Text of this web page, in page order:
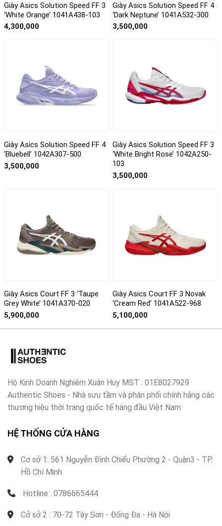
Giày Asics Solution Speed FF 3
‘White Orange’ 1041A438-103
4,300,000
Giày Asics Solution Speed FF 4
‘Dark Neptune’ 1041A532-300
3,500,000
Giày Asics Solution Speed FF 4
‘Bluebell’ 1042A307-500
3,500,000
Giày Asics Solution Speed FF 3
‘White Bright Rose’ 1042A250-
103
3,500,000
Giày Asics Court FF 3 ‘Taupe
Grey White’ 1041A370-020
5,900,000
Giày Asics Court FF 3 Novak
‘Cream Red’ 1041A522-968
5,100,000
Hộ Kinh Doanh Nghiêm Xuân Huy MST : 01E8027929
Authentic Shoes - Nhà sưu tầm và phân phối chính hãng các
thương hiệu thời trang quốc tế hàng đầu Việt Nam
HỆ THỐNG CỬA HÀNG
Cơ sở 1: 561 Nguyễn Đình Chiểu Phường 2 - Quận3 - TP.
Hồ Chí Minh
Hotline : 0786665444
Cở sở 2 : 70-72 Tây Sơn - Đống Đa - Hà Nội